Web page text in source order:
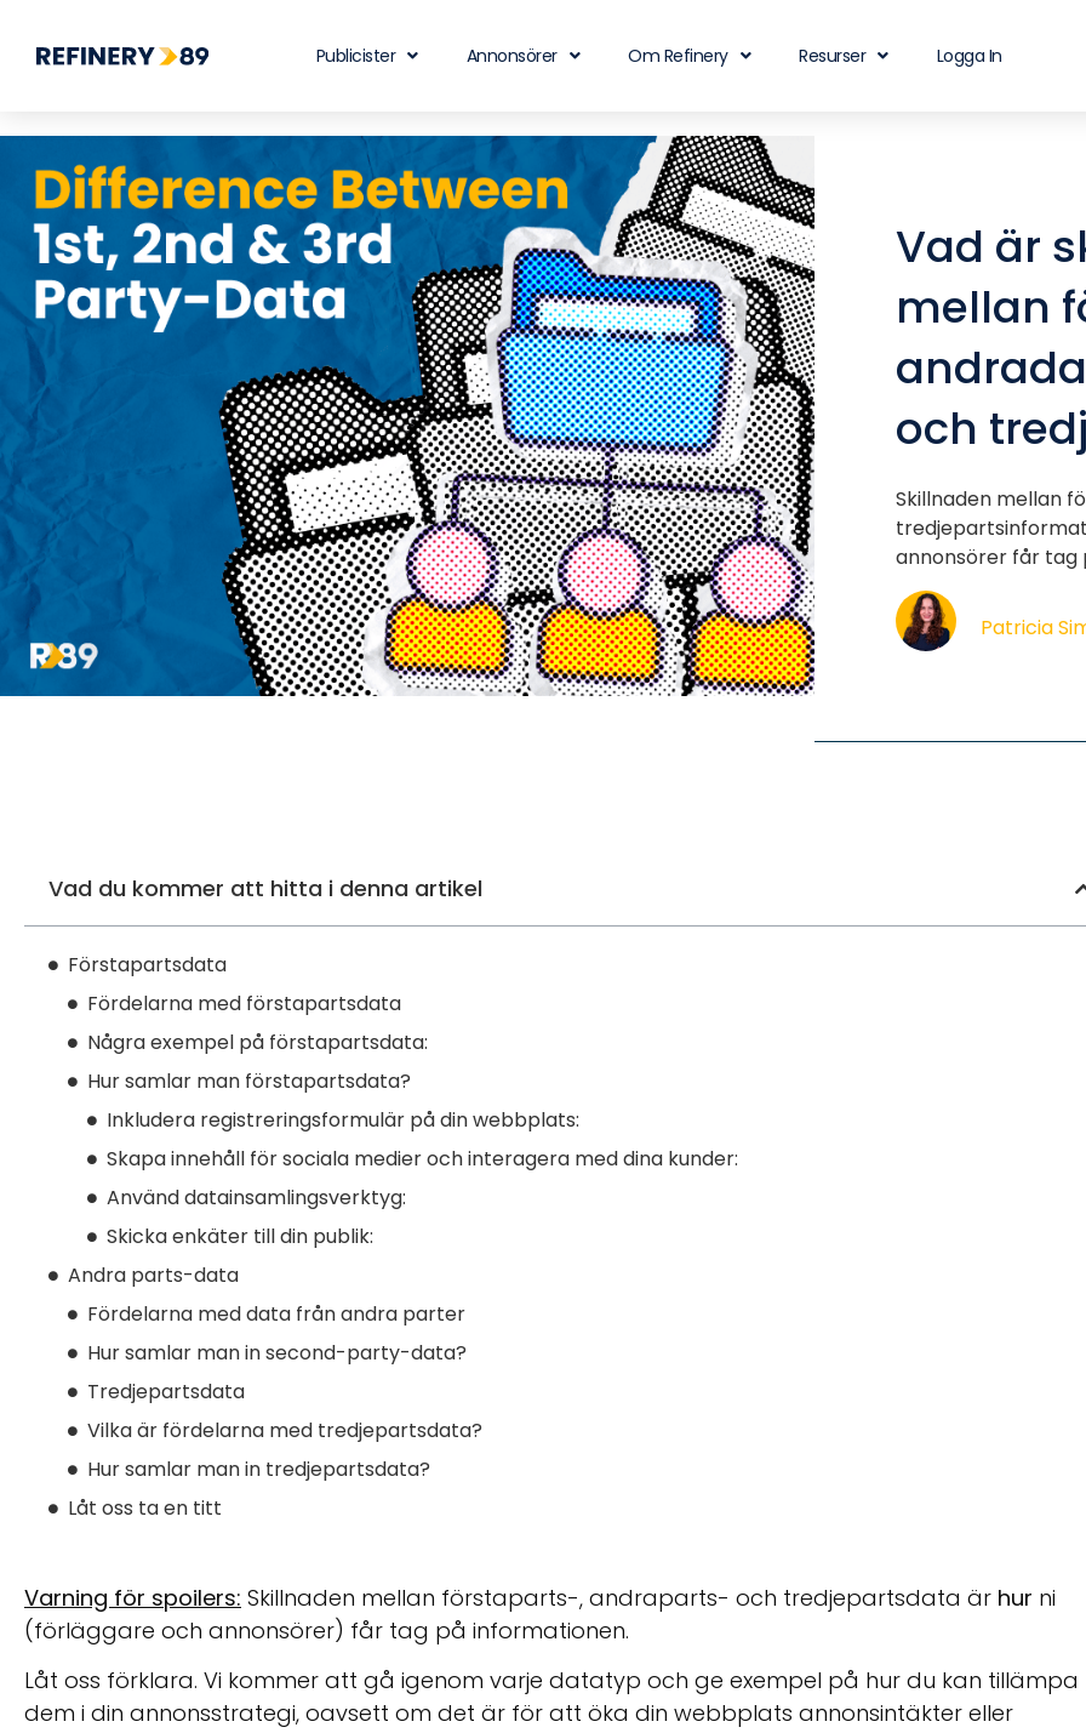
Publicister Annonsörer Om Refinery Resurser Logga In
Vad är
mellan
och
Skillnaden mellan
annonsörer får tag
Patricia
Vad du kommer att hitta i denna artikel
Förstapartsdata
Fördelarna med förstapartsdata
Några exempel på förstapartsdata:
Hur samlar man förstapartsdata?
Inkludera registreringsformulär på din webbplats:
Skapa innehåll för sociala medier och interagera med dina kunder:
Använd datainsamlingsverktyg:
Skicka enkäter till din publik:
Andra parts-data
Fördelarna med data från andra parter
Hur samlar man in second-party-data?
Tredjepartsdata
Vilka är fördelarna med tredjepartsdata?
Hur samlar man in tredjepartsdata?
Låt oss ta en titt
Varning för spoilers: Skillnaden mellan förstaparts-, andraparts- och tredjepartsdata är hur ni
(förläggare och annonsörer) får tag på informationen.
Låt oss förklara. Vi kommer att gå igenom varje datatyp och ge exempel på hur du kan tillämpa
dem i din annonsstrategi, oavsett om det är för att öka din webbplats annonsintäkter eller